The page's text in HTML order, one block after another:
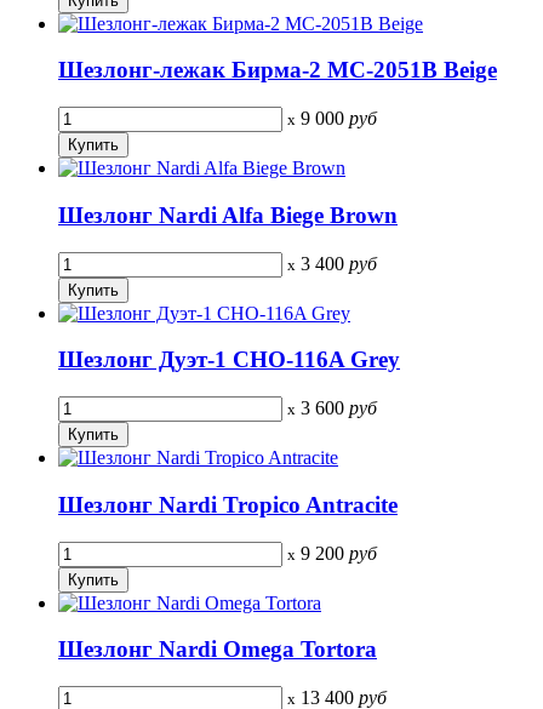
Шезлонг-лежак Бирма-2 MC-2051B Beige
x 9 000 руб
Шезлонг Nardi Alfa Biege Brown
x 3 400 руб
Шезлонг Дуэт-1 CHO-116A Grey
x 3 600 руб
Шезлонг Nardi Tropico Antracite
x 9 200 руб
Шезлонг Nardi Omega Tortora
x 13 400 руб